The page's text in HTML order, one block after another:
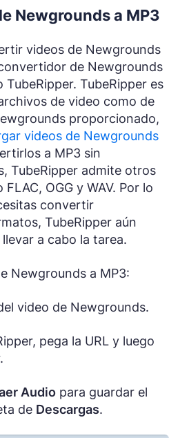
Newgrounds a MP3
videos de Newgrounds
de Newgrounds
TubeRipper es
de video como de
proporcionado,
videos de Newgrounds
a MP3 sin
TubeRipper admite otros
OGG y WAV. Por lo
convertir
TubeRipper aún
a cabo la tarea.
Newgrounds a MP3:
video de Newgrounds.
pega la URL y luego
Audio para guardar el
de Descargas.